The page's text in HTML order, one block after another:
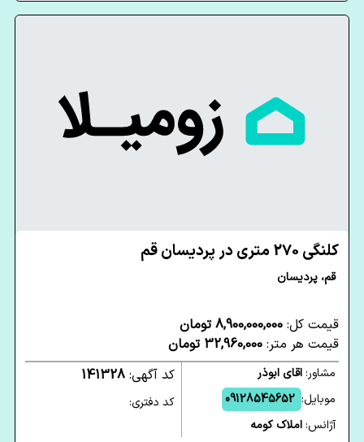
کلنگی 270 متری در پردیسان قم
قم، پردیسان
قیمت کل: 8,900,000,000 تومان
قیمت هر متر: 32,960,000 تومان
مشاور:اقای ابوذر
موبایل: 09128545652
آژانس:املاک کومه
کد آگهی: 141328
کد دفتری: